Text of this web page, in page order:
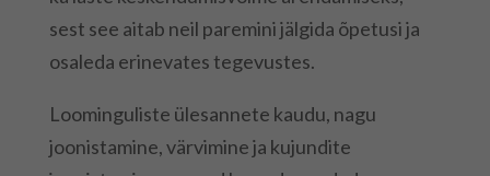
sest see aitab neil paremini jälgida õpetusi ja
osaleda erinevates tegevustes.
Loominguliste ülesannete kaudu, nagu
joonistamine, värvimine ja kujundite